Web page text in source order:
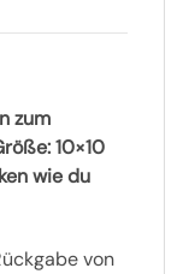
zum
10×10
wie du
von